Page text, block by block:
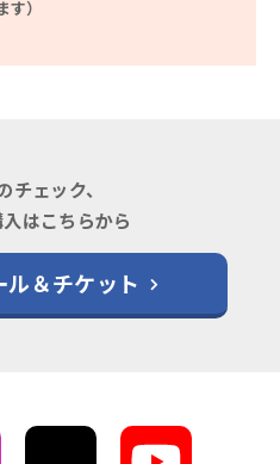
）
チェック、
はこちらから
ル＆チケット